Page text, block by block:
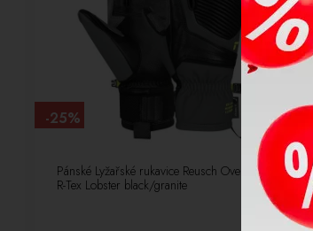
Pánské Lyžařské rukavice Reusch Overland
R-Tex Lobster black/granite
-25%